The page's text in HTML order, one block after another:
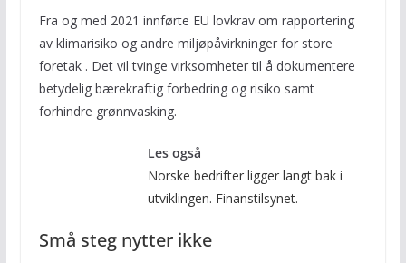
Fra og med 2021 innførte EU lovkrav om rapportering
av klimarisiko og andre miljøpåvirkninger for store
foretak . Det vil tvinge virksomheter til å dokumentere
betydelig bærekraftig forbedring og risiko samt
forhindre grønnvasking.
Les også
Norske bedrifter ligger langt bak i
utviklingen. Finanstilsynet.
Små steg nytter ikke